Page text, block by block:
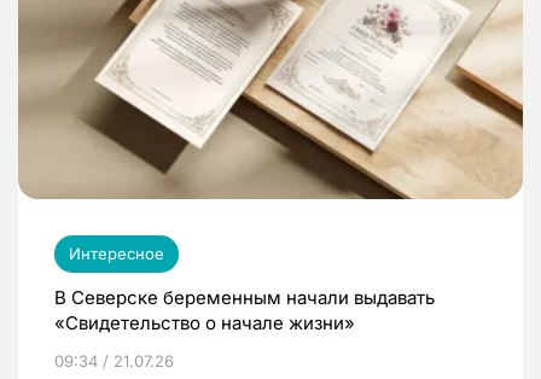
Интересное
В Северске беременным начали выдавать
«Свидетельство о начале жизни»
09:34 / 21.07.26